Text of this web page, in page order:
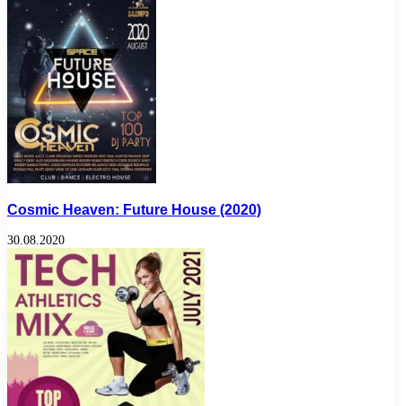
Cosmic Heaven: Future House (2020)
30.08.2020